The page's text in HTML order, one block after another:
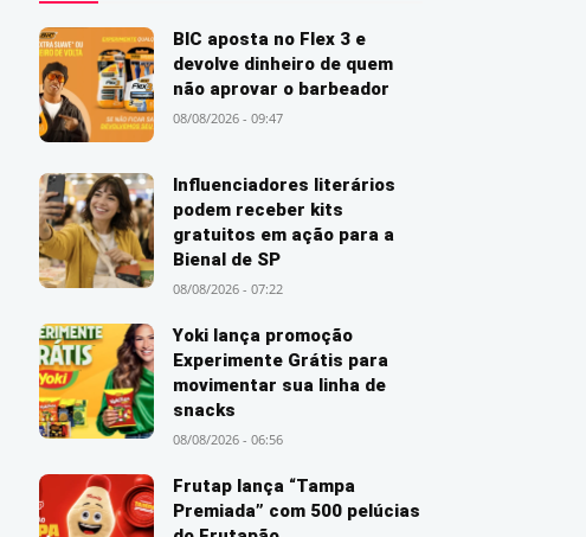
BIC aposta no Flex 3 e
devolve dinheiro de quem
não aprovar o barbeador
08/08/2026 - 09:47
Influenciadores literários
podem receber kits
gratuitos em ação para a
Bienal de SP
08/08/2026 - 07:22
Yoki lança promoção
Experimente Grátis para
movimentar sua linha de
snacks
08/08/2026 - 06:56
Frutap lança “Tampa
Premiada” com 500 pelúcias